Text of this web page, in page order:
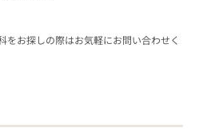
をお探しの際はお気軽にお問い合わせく